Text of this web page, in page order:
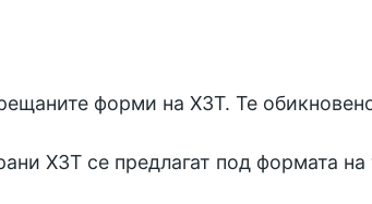
форми на ХЗТ. Те
ХЗТ се предлагат под формата